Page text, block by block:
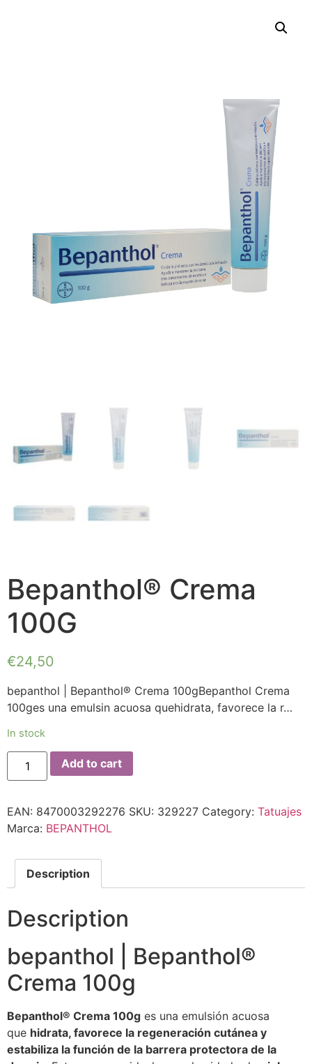
Bepanthol® Crema
100G
€24,50
bepanthol | Bepanthol® Crema 100gBepanthol Crema
100ges una emulsin acuosa quehidrata, favorece la r…
In stock
Add to cart
EAN: 8470003292276 SKU: 329227 Category: Tatuajes
Marca: BEPANTHOL
Description
Description
bepanthol | Bepanthol®
Crema 100g
Bepanthol® Crema 100g es una emulsión acuosa
que hidrata, favorece la regeneración cutánea y
estabiliza la función de la barrera protectora de la